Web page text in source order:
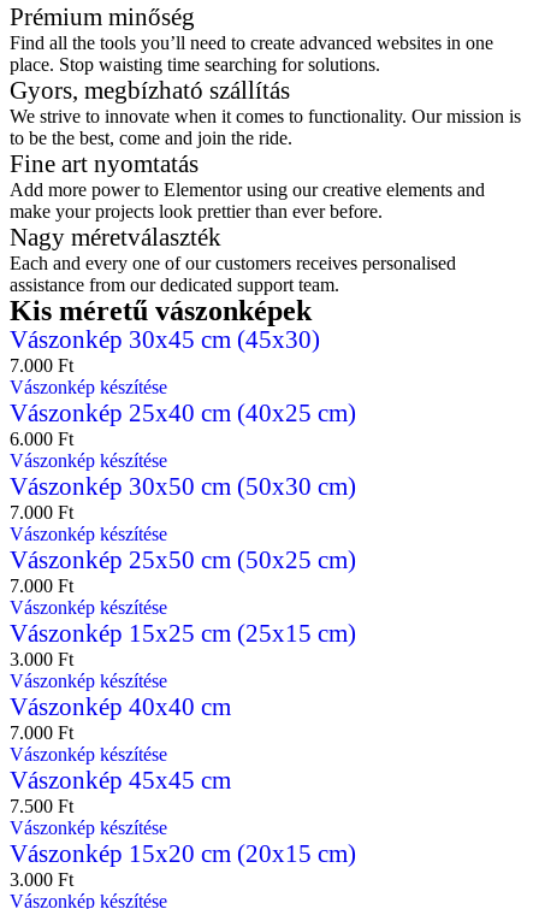
Prémium minőség
Find all the tools you’ll need to create advanced websites in one
place. Stop waisting time searching for solutions.
Gyors, megbízható szállítás
We strive to innovate when it comes to functionality. Our mission is
to be the best, come and join the ride.
Fine art nyomtatás
Add more power to Elementor using our creative elements and
make your projects look prettier than ever before.
Nagy méretválaszték
Each and every one of our customers receives personalised
assistance from our dedicated support team.
Kis méretű vászonképek
Vászonkép 30x45 cm (45x30)
7.000 Ft
Vászonkép készítése
Vászonkép 25x40 cm (40x25 cm)
6.000 Ft
Vászonkép készítése
Vászonkép 30x50 cm (50x30 cm)
7.000 Ft
Vászonkép készítése
Vászonkép 25x50 cm (50x25 cm)
7.000 Ft
Vászonkép készítése
Vászonkép 15x25 cm (25x15 cm)
3.000 Ft
Vászonkép készítése
Vászonkép 40x40 cm
7.000 Ft
Vászonkép készítése
Vászonkép 45x45 cm
7.500 Ft
Vászonkép készítése
Vászonkép 15x20 cm (20x15 cm)
3.000 Ft
Vászonkép készítése